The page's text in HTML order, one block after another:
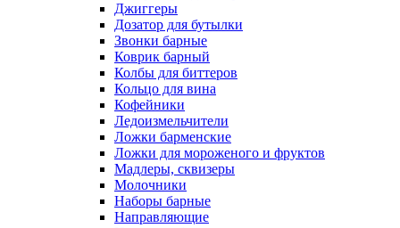
Джиггеры
Дозатор для бутылки
Звонки барные
Коврик барный
Колбы для биттеров
Кольцо для вина
Кофейники
Ледоизмельчители
Ложки барменские
Ложки для мороженого и фруктов
Мадлеры, сквизеры
Молочники
Наборы барные
Направляющие